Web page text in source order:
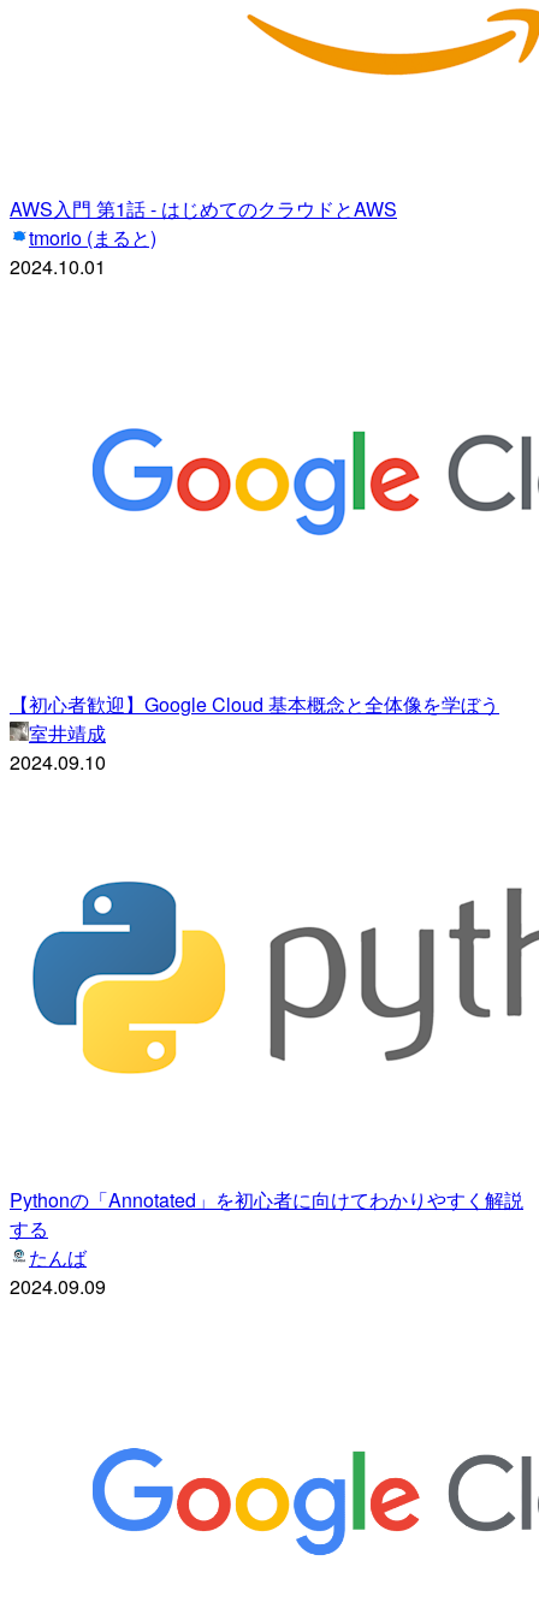
AWS入門 第1話 - はじめてのクラウドとAWS
tmorio (まると)
2024.10.01
【初心者歓迎】Google Cloud 基本概念と全体像を学ぼう
室井靖成
2024.09.10
Pythonの「Annotated」を初心者に向けてわかりやすく解説
する
たんば
2024.09.09